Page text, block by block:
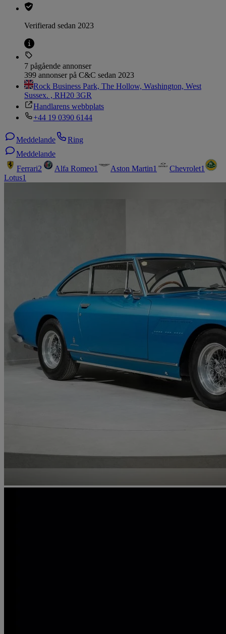
Verifierad sedan 2023
7 pågående annonser
399 annonser på C&C sedan 2023
Rock Business Park, The Hollow, Washington, West
Sussex. , RH20 3GR
Handlarens webbplats
+44 19 0390 6144
Meddelande
Ring
Meddelande
Ferrari2 Alfa Romeo1 Aston Martin1 Chevrolet1
Lotus1